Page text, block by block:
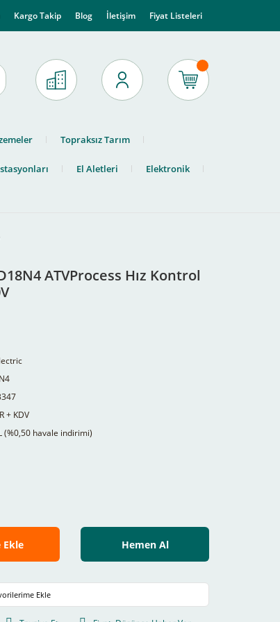
Kargo Takip Blog İletişim Fiyat Listeleri
Topraksız Tarım
El Aletleri Elektronik
ATVProcess Hız Kontrol
+ KDV
(%0,50 havale indirimi)
Ekle Hemen Al